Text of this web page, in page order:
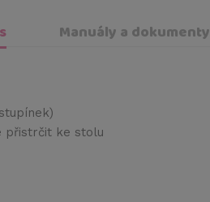
Manuály a dokumenty
přistrčit ke stolu